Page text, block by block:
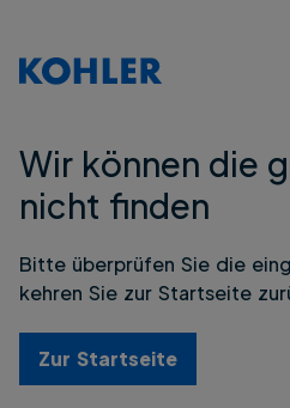
Wir können die
nicht finden
Bitte überprüfen Sie die
kehren Sie zur Startseite
Zur Startseite